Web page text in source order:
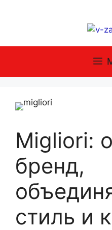
Migliori:
бренд,
стиль и